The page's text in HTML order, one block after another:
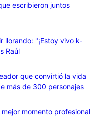
escribieron juntos
llorando: "¡Estoy vivo k-
Raúl
que convirtió la vida
más de 300 personajes
momento profesional